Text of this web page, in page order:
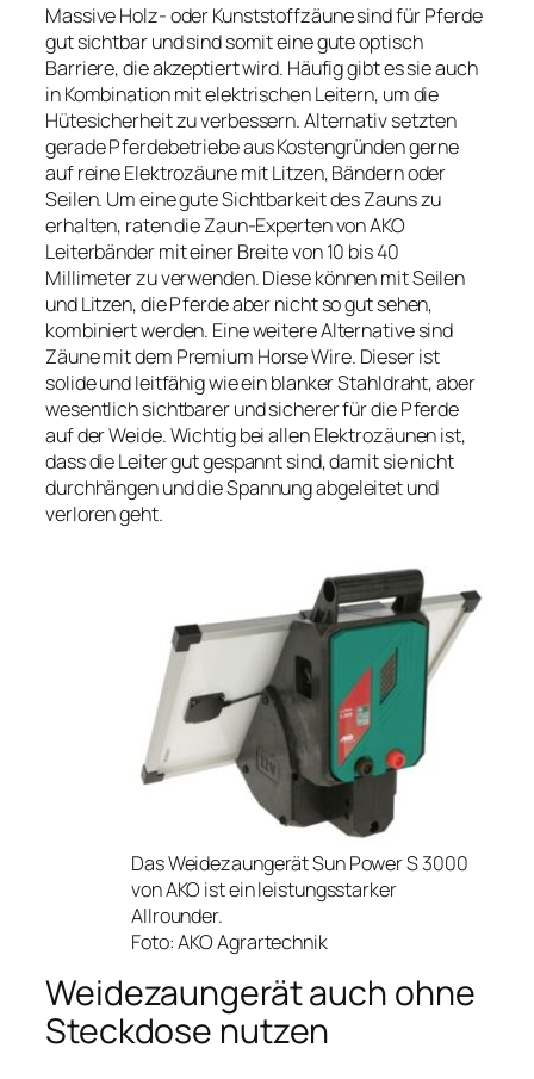
Massive Holz- oder Kunststoffzäune sind für Pferde
gut sichtbar und sind somit eine gute optisch
Barriere, die akzeptiert wird. Häufig gibt es sie auch
in Kombination mit elektrischen Leitern, um die
Hütesicherheit zu verbessern. Alternativ setzten
gerade Pferdebetriebe aus Kostengründen gerne
auf reine Elektrozäune mit Litzen, Bändern oder
Seilen. Um eine gute Sichtbarkeit des Zauns zu
erhalten, raten die Zaun-Experten von AKO
Leiterbänder mit einer Breite von 10 bis 40
Millimeter zu verwenden. Diese können mit Seilen
und Litzen, die Pferde aber nicht so gut sehen,
kombiniert werden. Eine weitere Alternative sind
Zäune mit dem Premium Horse Wire. Dieser ist
solide und leitfähig wie ein blanker Stahldraht, aber
wesentlich sichtbarer und sicherer für die Pferde
auf der Weide. Wichtig bei allen Elektrozäunen ist,
dass die Leiter gut gespannt sind, damit sie nicht
durchhängen und die Spannung abgeleitet und
verloren geht.
Das Weidezaungerät Sun Power S 3000
von AKO ist ein leistungsstarker
Allrounder.
Foto: AKO Agrartechnik
Weidezaungerät auch ohne
Steckdose nutzen